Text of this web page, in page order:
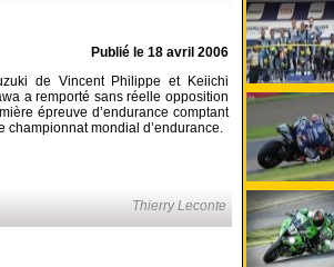
Publié le 18 avril 2006
de Vincent Philippe et Keiichi
a remporté sans réelle opposition
épreuve d’endurance comptant
championnat mondial d’endurance.
Thierry Leconte